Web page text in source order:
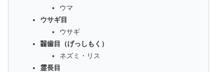
ウマ
ウサギ目
ウサギ
齧歯目（げっしもく）
ネズミ・リス
霊長目